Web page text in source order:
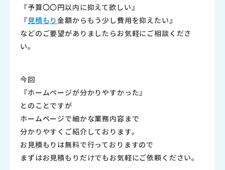
『予算〇〇円以内に抑えて欲しい』
『見積もり金額からもう少し費用を抑えたい』
などのご要望がありましたらお気軽にご相談くださ
い。
今回
『ホームページが分かりやすかった』
とのことですが
ホームページで細かな業務内容まで
分かりやすくご紹介しております。
お見積もりは無料で行っておりますので
まずはお見積もりだけでもお気軽にご依頼ください。